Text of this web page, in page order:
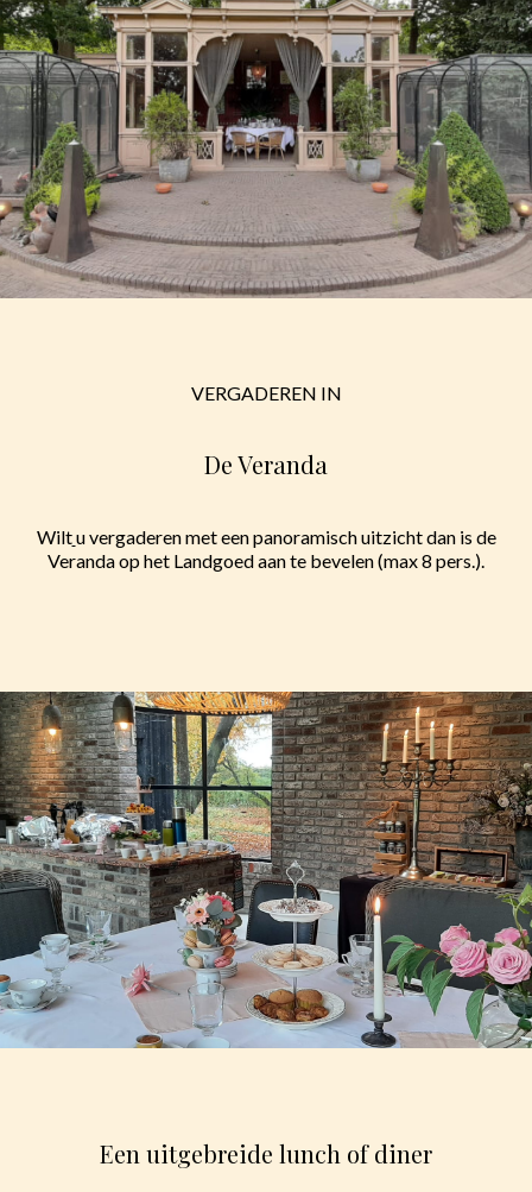
VERGADEREN IN
De Veranda
Wiltu vergaderen met een panoramisch uitzicht dan is de
Veranda op het Landgoed aan te bevelen (max 8 pers.).
Een uitgebreide lunch of diner